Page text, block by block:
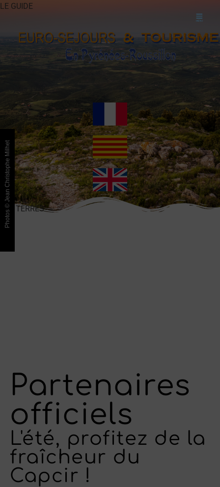
LE GUIDE
LES TERRES
Photos © Jean Christophe Milhet
Partenaires
officiels
L'été, profitez de la
fraîcheur du
Capcir !